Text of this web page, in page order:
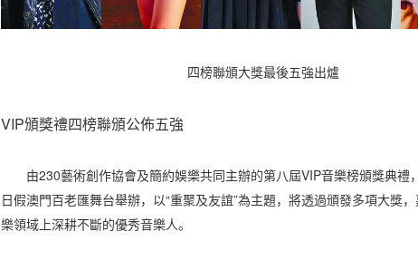
四榜聯頒大獎最後五強出爐
VIP頒獎禮四榜聯頒公佈五強
由230藝術創作協會及簡約娛樂共同主辦的第八屆VIP音樂榜頒獎典禮
日假澳門百老匯舞台舉辦，以“重聚及友誼”為主題，將透過頒發多項大獎
樂領域上深耕不斷的優秀音樂人。